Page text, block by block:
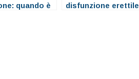
quando è
disfunzione erettile